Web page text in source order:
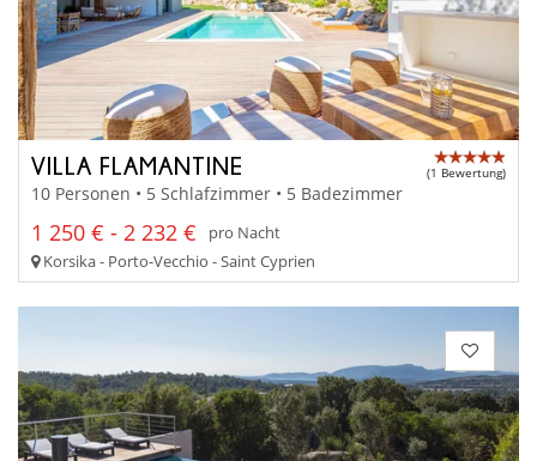
VILLA FLAMANTINE (1 Bewertung)
10 Personen • 5 Schlafzimmer • 5 Badezimmer
1 250 € - 2 232 €
pro Nacht
Korsika - Porto-Vecchio - Saint Cyprien